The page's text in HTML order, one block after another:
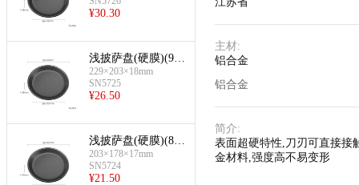
¥30.30
浅披萨盘(硬膜)(9英
寸)
229×203×18mm
SN5725
¥26.50
浅披萨盘(硬膜)(8英
寸)
203×178×17mm
SN5724
¥21.50
主材:
铝合金
铝合金
简介:
表面超硬特性,刀刃可直接接
金材料,强度高不易变形